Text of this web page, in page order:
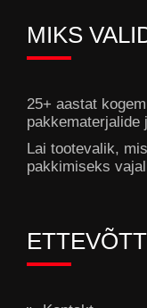
MIKS
25+ aastat
pakkematerjalide
Lai tootevalik,
pakkimiseks